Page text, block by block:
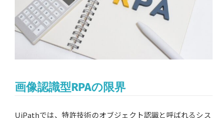
画像認識型RPAの限界
UiPathでは、特許技術のオブジェクト認識と呼ばれるシス